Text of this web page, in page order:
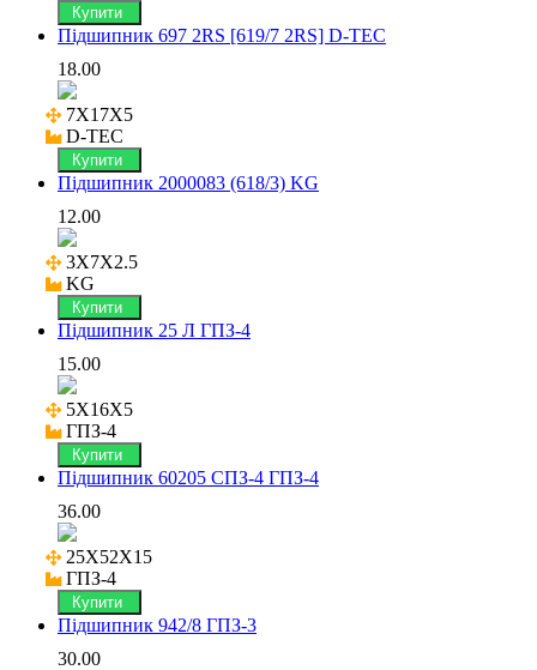
Купити
Підшипник 697 2RS [619/7 2RS] D-TEC
18.00
7X17X5
D-TEC
Купити
Підшипник 2000083 (618/3) KG
12.00
3X7X2.5
KG
Купити
Підшипник 25 Л ГПЗ-4
15.00
5X16X5
ГПЗ-4
Купити
Підшипник 60205 СПЗ-4 ГПЗ-4
36.00
25X52X15
ГПЗ-4
Купити
Підшипник 942/8 ГПЗ-3
30.00